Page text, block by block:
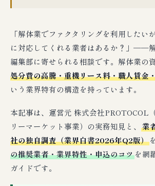
「解体業でファクタリングを利用したい
に対応してくれる業者はあるか？」──
編集部に寄せられる相談です。解体業の
処分費の高騰・重機リース料・職人賃金
いう業界特有の構造を持っています。
本記事は、運営元 株式会社PROTOCOL
リーマーケット事業）の実務知見と、 業
社の独自調査（業界白書2026年Q2版）
の推奨業者・業界特性・申込のコツを網
ガイドです。